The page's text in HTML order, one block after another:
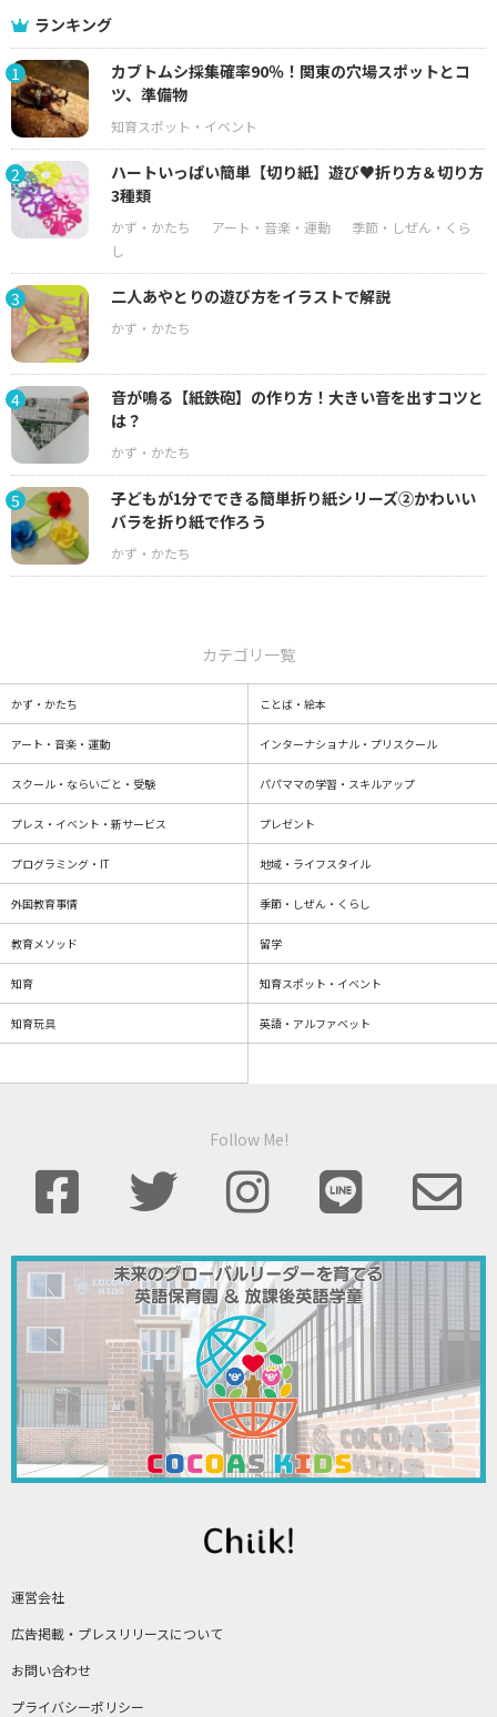
ランキング
1
カブトムシ採集確率90％！関東の穴場スポットとコ
ツ、準備物
2
ハートいっぱい簡単【切り紙】遊び♥折り方＆切り方
3種類
3 二人あやとりの遊び方をイラストで解説
4
音が鳴る【紙鉄砲】の作り方！大きい音を出すコツと
は？
5
子どもが1分でできる簡単折り紙シリーズ②かわいい
バラを折り紙で作ろう
運営会社
広告掲載・プレスリリースについて
お問い合わせ
プライバシーポリシー
カテゴリ一覧
かず・かたち ことば・絵本
アート・音楽・運動 インターナショナル・プリスクール
スクール・ならいごと・受験 パパママの学習・スキルアップ
プレス・イベント・新サービス プレゼント
プログラミング・IT 地域・ライフスタイル
外国教育事情 季節・しぜん・くらし
教育メソッド 留学
知育 知育スポット・イベント
知育玩具 英語・アルファベット
Follow Me!